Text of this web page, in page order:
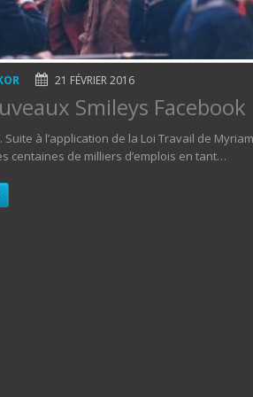
21 FÉVRIER 2016
Smileys Facebook
Suite à l’application de la Loi Travail de Myriam
centaines de milliers d’emplois en tant…